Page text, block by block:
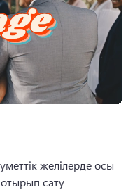
желілерде осы
отырып сату